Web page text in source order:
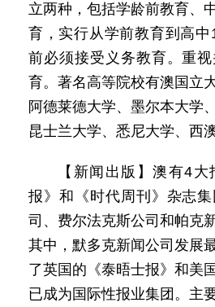
立两种，包括学龄前教育、
育，实行从学前教育到高中
前必须接受义务教育。重
育。著名高等院校有澳国立
阿德莱德大学、墨尔本大学
昆士兰大学、悉尼大学、西
【新闻出版】澳有4
报》和《时代周刊》杂志
司、费尔法克斯公司和帕克
其中，默多克新闻公司发展
了英国的《泰晤士报》和美
已成为国际性报业集团。主